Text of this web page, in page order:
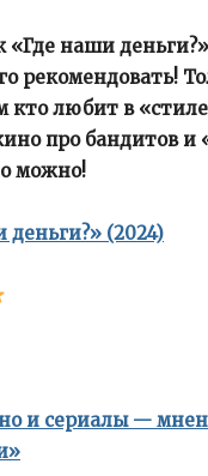
«Где наши
рекомендовать!
любит в
про бандитов и
можно!
(2024)
и сериалы —